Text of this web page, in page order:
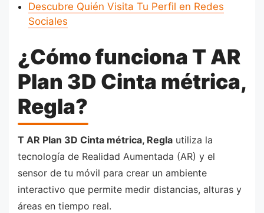
Descubre Quién Visita Tu Perfil en Redes
Sociales
¿Cómo funciona T AR
Plan 3D Cinta métrica,
Regla?
T AR Plan 3D Cinta métrica, Regla utiliza la
tecnología de Realidad Aumentada (AR) y el
sensor de tu móvil para crear un ambiente
interactivo que permite medir distancias, alturas y
áreas en tiempo real.